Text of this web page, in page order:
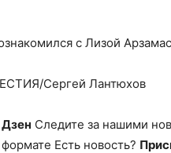
с Лизой
Сергей Лантюхов
Дзен Следите за нашими
Есть новость?